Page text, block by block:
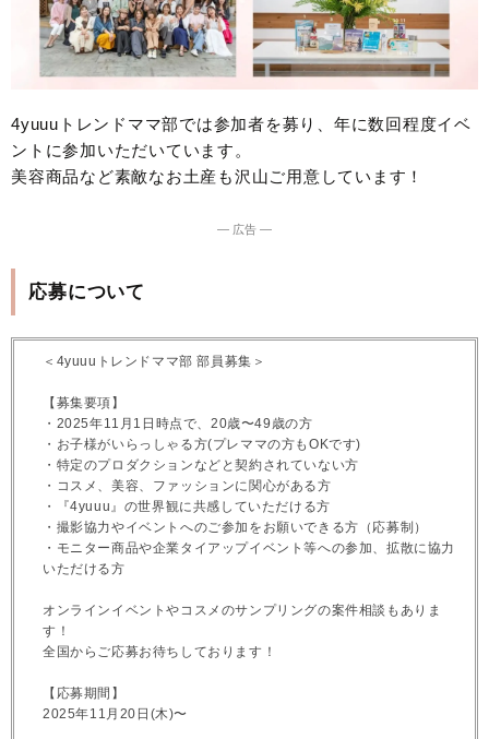
4yuuuトレンドママ部では参加者を募り、年に数回程度イベ
ントに参加いただいています。
美容商品など素敵なお土産も沢山ご用意しています！
― 広告 ―
応募について
＜4yuuuトレンドママ部 部員募集＞
【募集要項】
・2025年11月1日時点で、20歳〜49歳の方
・お子様がいらっしゃる方(プレママの方もOKです)
・特定のプロダクションなどと契約されていない方
・コスメ、美容、ファッションに関心がある方
・『4yuuu』の世界観に共感していただける方
・撮影協力やイベントへのご参加をお願いできる方（応募制）
・モニター商品や企業タイアップイベント等への参加、拡散に協力
いただける方
オンラインイベントやコスメのサンプリングの案件相談もありま
す！
全国からご応募お待ちしております！
【応募期間】
2025年11月20日(木)〜